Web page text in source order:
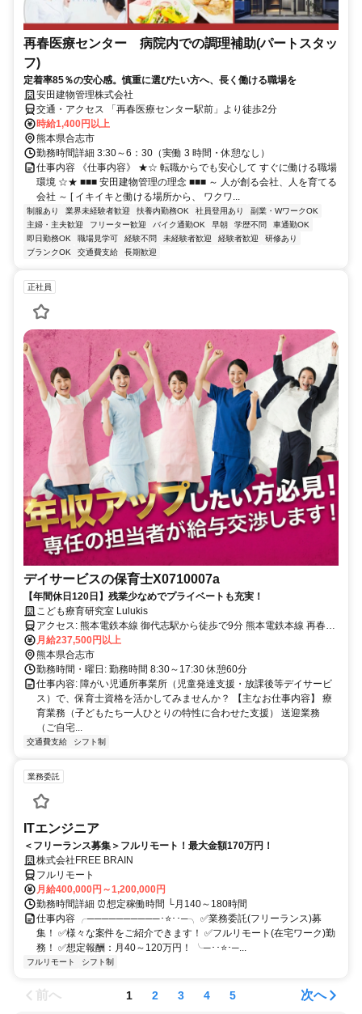
再春医療センター 病院内での調理補助(パートスタッ
フ)
定着率85％の安心感。慎重に選びたい方へ、長く働ける職場を
安田建物管理株式会社
交通・アクセス 「再春医療センター駅前」より徒歩2分
時給1,400円以上
熊本県合志市
勤務時間詳細 3:30～6：30（実働 3 時間・休憩なし）
仕事内容 《仕事内容》 ★☆ 転職からでも安心して すぐに働ける職場
環境 ☆★ ■■■ 安田建物管理の理念 ■■■ ～ 人が創る会社、人を育てる
会社 ～ [ イキイキと働ける場所から、 ワクワ...
制服あり 業界未経験者歓迎 扶養内勤務OK 社員登用あり
副業・WワークOK
主婦・主夫歓迎
フリーター歓迎 バイク通勤OK 早朝 学歴不問
車通勤OK
即日勤務OK
職場見学可 経験不問 未経験者歓迎 経験者歓迎
研修あり
ブランクOK
交通費支給 長期歓迎
正社員
デイサービスの保育士X0710007a
【年間休日120日】残業少なめでプライベートも充実！
こども療育研究室 Lulukis
アクセス: 熊本電鉄本線 御代志駅から徒歩で9分 熊本電鉄本線 再春荘
前駅から徒歩で9分 熊本電鉄本線 熊本高専前駅から徒歩で13分
月給237,500円以上
熊本県合志市
勤務時間・曜日: 勤務時間 8:30～17:30 休憩60分
仕事内容: 障がい児通所事業所（児童発達支援・放課後等デイサービ
ス）で、保育士資格を活かしてみませんか？ 【主なお仕事内容】 療
育業務（子どもたち一人ひとりの特性に合わせた支援） 送迎業務
（ご自宅...
交通費支給 シフト制
業務委託
ITエンジニア
＜フリーランス募集＞フルリモート！最大金額170万円！
株式会社FREE BRAIN
フルリモート
月給400,000円～1,200,000円
勤務時間詳細 ⏰想定稼働時間 └月140～180時間
仕事内容 ╭──────────･⭐･･─╮ ✅業務委託(フリーランス)募
集！ ✅様々な案件をご紹介できます！ ✅フルリモート(在宅ワーク)勤
務！ ✅想定報酬：月40～120万円！ ╰─･･⭐･─...
フルリモート シフト制
前へ 1 2 3 4 5 次へ